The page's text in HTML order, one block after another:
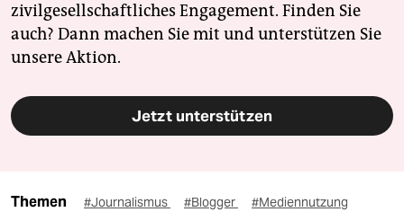
zivilgesellschaftliches Engagement. Finden Sie
auch? Dann machen Sie mit und unterstützen Sie
unsere Aktion.
Jetzt unterstützen
Themen #Journalismus #Blogger #Mediennutzung